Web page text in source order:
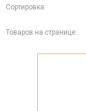
Сортировка:
Товаров на странице: